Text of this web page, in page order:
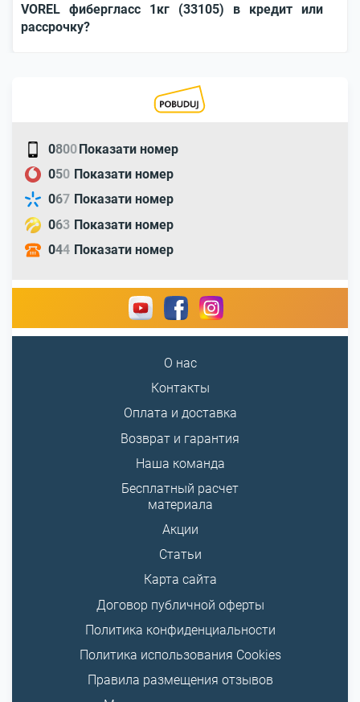
VOREL фибергласс 1кг (33105) в кредит или
рассрочку?
0800Показати номер
050 Показати номер
067 Показати номер
063 Показати номер
044 Показати номер
О нас
Контакты
Оплата и доставка
Возврат и гарантия
Наша команда
Бесплатный расчет
материала
Акции
Статьи
Карта сайта
Договор публичной оферты
Политика конфиденциальности
Политика использования Cookies
Правила размещения отзывов